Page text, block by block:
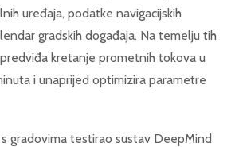
uređaja, podatke navigacijskih
gradskih događaja. Na temelju tih
kretanje prometnih tokova u
i unaprijed optimizira parametre
gradovima testirao sustav DeepMind